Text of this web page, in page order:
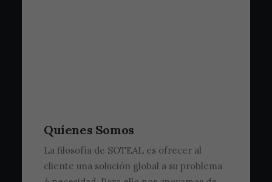
Quíenes Somos
La filosofía de SOTEAL es ofrecer al
cliente una solución global a su problema